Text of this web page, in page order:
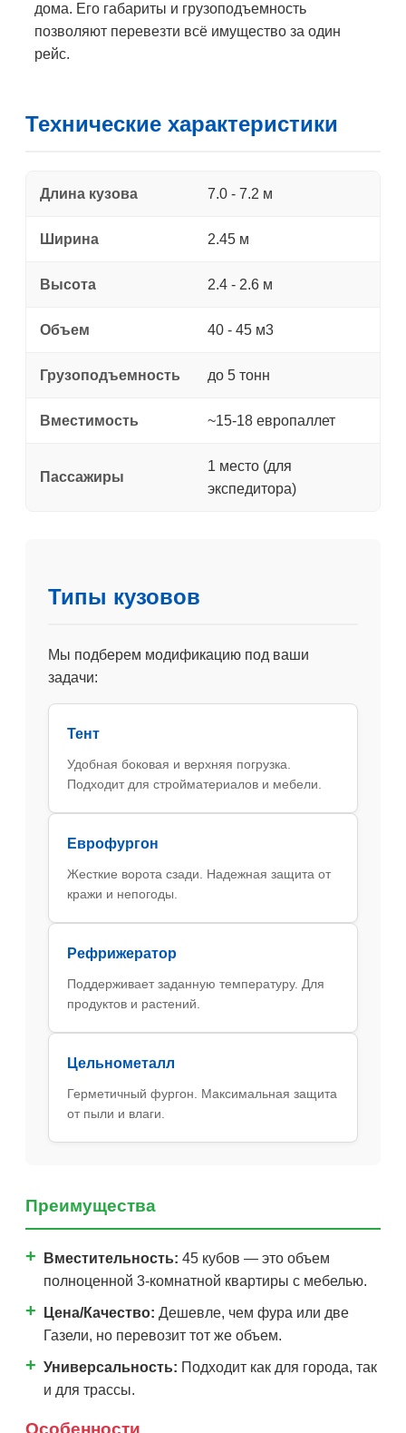
дома. Его габариты и грузоподъемность
позволяют перевезти всё имущество за один
рейс.
Технические характеристики
Длина кузова 7.0 - 7.2 м
Ширина 2.45 м
Высота 2.4 - 2.6 м
Объем 40 - 45 м3
Грузоподъемность до 5 тонн
Вместимость ~15-18 европаллет
Пассажиры
1 место (для
экспедитора)
Типы кузовов
Мы подберем модификацию под ваши
задачи:
Тент
Удобная боковая и верхняя погрузка.
Подходит для стройматериалов и мебели.
Еврофургон
Жесткие ворота сзади. Надежная защита от
кражи и непогоды.
Рефрижератор
Поддерживает заданную температуру. Для
продуктов и растений.
Цельнометалл
Герметичный фургон. Максимальная защита
от пыли и влаги.
Преимущества
Вместительность: 45 кубов — это объем
полноценной 3-комнатной квартиры с мебелью.
Цена/Качество: Дешевле, чем фура или две
Газели, но перевозит тот же объем.
Универсальность: Подходит как для города, так
и для трассы.
Особенности